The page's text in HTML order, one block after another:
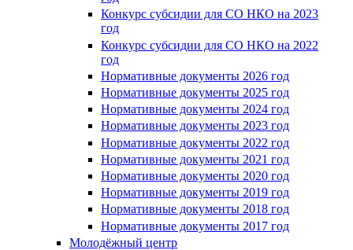
Конкурс субсидии для СО НКО на 2023
год
Конкурс субсидии для СО НКО на 2022
год
Нормативные документы 2026 год
Нормативные документы 2025 год
Нормативные документы 2024 год
Нормативные документы 2023 год
Нормативные документы 2022 год
Нормативные документы 2021 год
Нормативные документы 2020 год
Нормативные документы 2019 год
Нормативные документы 2018 год
Нормативные документы 2017 год
Молодёжный центр